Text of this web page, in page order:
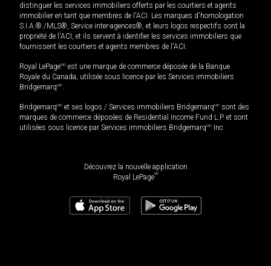
distinguer les services immobiliers offerts par les courtiers et agents
immobilier en tant que membres de l'ACI. Les marques d'homologation
S.I.A.® /MLS®, Service inter-agences®, et leurs logos respectifs sont la
propriété de l'ACI, et ils servent à identifier les services immobiliers que
fournissent les courtiers et agents membres de l'ACI.
Royal LePageMD est une marque de commerce déposée de la Banque
Royale du Canada, utilisée sous licence par les Services immobiliers
BridgemarqMD.
BridgemarqMD et ses logos / Services immobiliers BridgemarqMD sont des
marques de commerce déposées de Residential Income Fund L.P. et sont
utilisées sous licence par Services immobiliers BridgemarqMD Inc.
Découvrez la nouvelle application
Royal LePageMD